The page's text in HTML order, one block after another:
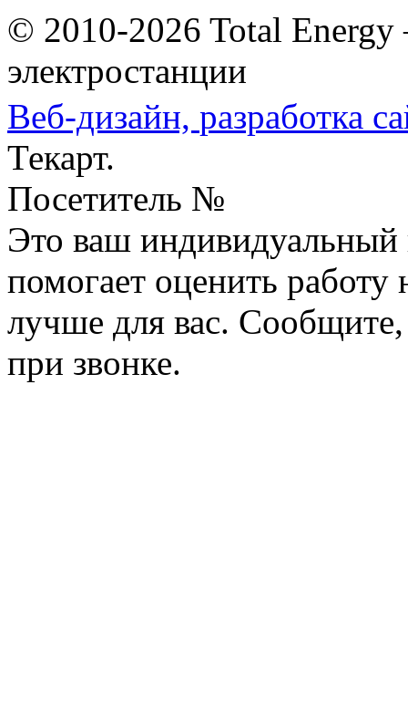
© 2010-2026 Total
электростанции
Веб-дизайн, разработка
Текарт.
Посетитель №
Это ваш
помогает оценить работу
лучше для вас.
при звонке.